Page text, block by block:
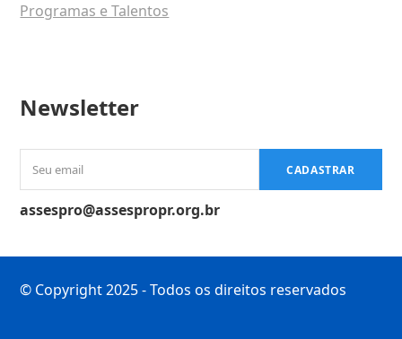
Programas e Talentos
Newsletter
email
CADASTRAR
assespro@assespropr.org.br
© Copyright 2025 - Todos os direitos reservados